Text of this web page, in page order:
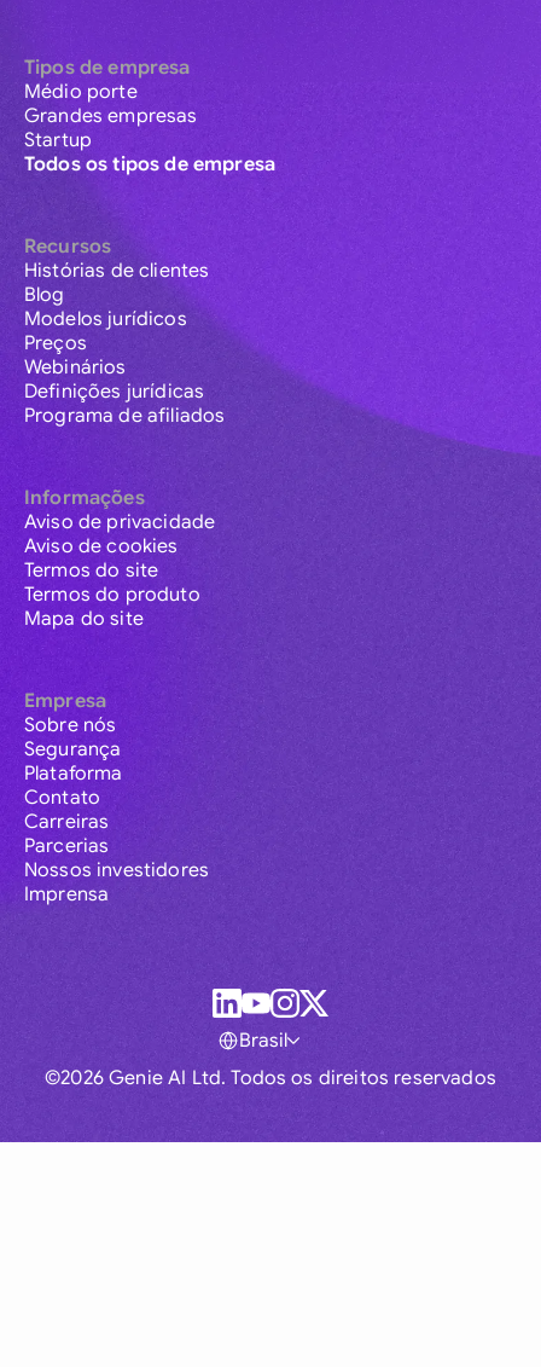
Tipos de empresa
Médio porte
Grandes empresas
Startup
Todos os tipos de empresa
Recursos
Histórias de clientes
Blog
Modelos jurídicos
Preços
Webinários
Definições jurídicas
Programa de afiliados
Informações
Aviso de privacidade
Aviso de cookies
Termos do site
Termos do produto
Mapa do site
Empresa
Sobre nós
Segurança
Plataforma
Contato
Carreiras
Parcerias
Nossos investidores
Imprensa
©2026 Genie AI Ltd. Todos os direitos reservados
Brasil
Global